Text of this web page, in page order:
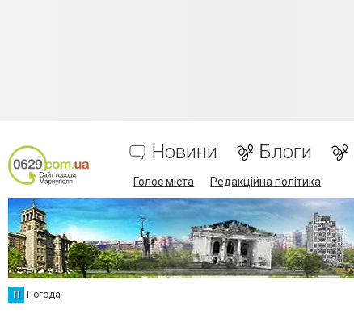
Новини Блоги
Голос міста Редакційна політика
П Погода